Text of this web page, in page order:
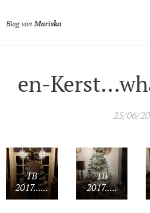
Blog van Mariska
en-
25/06/
TB
2017......
TB
2017.....